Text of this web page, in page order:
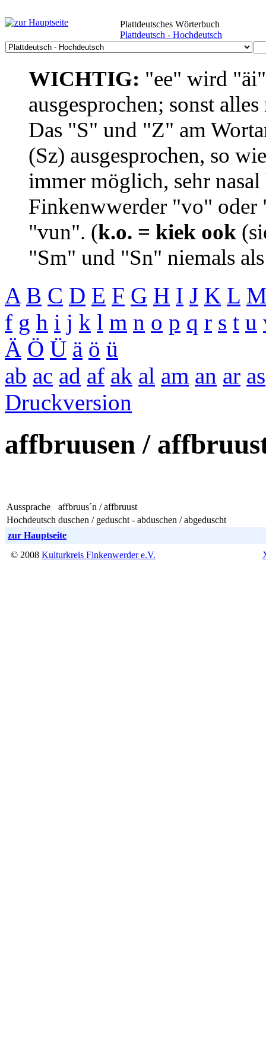
Plattdeutsches Wörterbuch
Plattdeutsch - Hochdeutsch
WICHTIG: "ee" wird
ausgesprochen; sonst
Das "S" und "Z" am
(Sz) ausgesprochen, so
immer möglich, sehr
Finkenwwerder "vo"
"vun". (k.o. = kiek ook
"Sm" und "Sn" niemals
A B C D E F G H I J K L
f g h i j k l m n o p q r s t u
Ä Ö Ü ä ö ü
ab ac ad af ak al am an ar as
Druckversion
affbruusen /
Aussprache
affbruus´n / affbruust
Hochdeutsch duschen / geduscht - abduschen / abgeduscht
zur Hauptseite
© 2008 Kulturkreis Finkenwerder e.V.